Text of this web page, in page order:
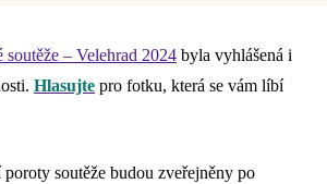
soutěže – Velehrad 2024 byla vyhlášená i
Hlasujte pro fotku, která se vám líbí
soutěže budou zveřejněny po